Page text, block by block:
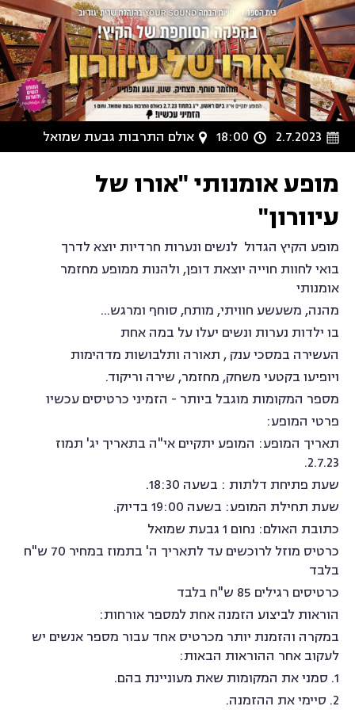
2.7.2023
18:00 אולם התרבות גבעת שמואל
מופע אומנותי "אורו של
עיוורון"
מופע הקיץ הגדול לנשים ונערות חרדיות יוצא לדרך
בואי לחוות חוייה יוצאת דופן, ולהנות ממופע מחזמר
אומנותי
מהנה, משעשע חוויתי, מותח, סוחף ומרגש...
בו ילדות נערות ונשים יעלו על במה אחת
העשירה במסכי ענק , תאורה ותלבושות מדהימות
ויופיעו בקטעי משחק, מחזמר, שירה וריקוד.
מספר המקומות מוגבל ביותר - הזמיני כרטיסים עכשיו
פרטי המופע:
תאריך המופע: המופע יתקיים אי"ה בתאריך יג' תמוז
2.7.23.
שעת פתיחת דלתות : בשעה 18:30.
שעת תחילת המופע: בשעה 19:00 בדיוק.
כתובת האולם: נחום 1 גבעת שמואל
כרטיס מוזל לרוכשים עד לתאריך ה' בתמוז במחיר 70 ש"ח
בלבד
כרטיסים רגילים 85 ש"ח בלבד
הוראות לביצוע הזמנה אחת למספר אורחות:
במקרה והזמנת יותר מכרטיס אחד עבור מספר אנשים יש
לעקוב אחר ההוראות הבאות:
1. סמני את המקומות שאת מעוניינת בהם.
2. סיימי את ההזמנה.